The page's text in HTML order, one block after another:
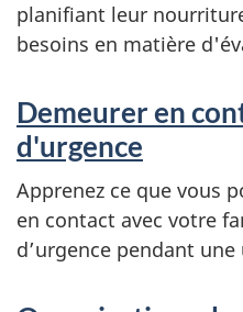
planifiant leur
besoins en matière
Demeurer en
d'urgence
Apprenez ce que vous
en contact avec votre
d’urgence pendant une